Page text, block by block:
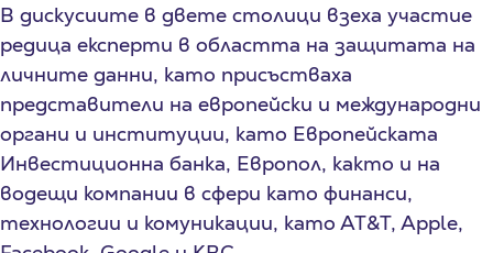
В дискусиите в двете столици взеха участие
редица експерти в областта на защитата на
личните данни, като присъстваха
представители на европейски и международни
органи и институции, като Европейската
Инвестиционна банка, Европол, както и на
водещи компании в сфери като финанси,
технологии и комуникации, като АТ&T, Apple,